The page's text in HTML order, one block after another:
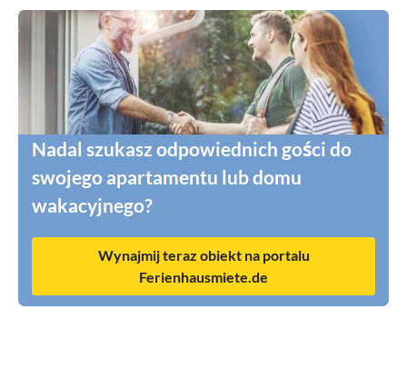
Nadal szukasz odpowiednich gości do
swojego apartamentu lub domu
wakacyjnego?
Wynajmij teraz obiekt na portalu
Ferienhausmiete.de